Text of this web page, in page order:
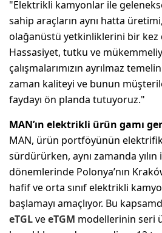
"Elektrikli kamyonlar ile
sahip araçların aynı hatta
olağanüstü yetkinliklerini bir kez
Hassasiyet, tutku ve
çalışmalarımızın ayrılmaz
zaman kaliteyi ve bunun
faydayı ön planda tutuyoruz."
MAN’ın elektrikli ürün gamı
MAN, ürün portföyünün
sürdürürken, aynı zamanda yılın
dönemlerinde Polonya’nın
hafif ve orta sınıf elektrikli
başlamayı amaçlıyor. Bu
eTGLveeTGM modellerinin seri